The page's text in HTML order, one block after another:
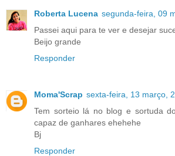
Roberta Lucena segunda-feira, 09
Passei aqui para te ver e desejar
Beijo grande
Responder
Moma'Scrap sexta-feira, 13 março,
Tem sorteio lá no blog e sortuda
capaz de ganhares ehehehe
Bj
Responder